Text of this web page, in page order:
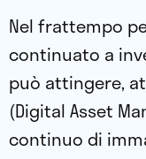
Nel frattempo
continuato a
può attingere,
(Digital Asset
continuo di